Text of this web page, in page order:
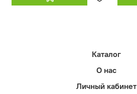
Каталог
О нас
Личный кабинет